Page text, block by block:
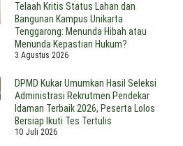
Telaah Kritis Status Lahan dan
Bangunan Kampus Unikarta
Tenggarong: Menunda Hibah atau
Menunda Kepastian Hukum?
3 Agustus 2026
DPMD Kukar Umumkan Hasil Seleksi
Administrasi Rekrutmen Pendekar
Idaman Terbaik 2026, Peserta Lolos
Bersiap Ikuti Tes Tertulis
10 Juli 2026